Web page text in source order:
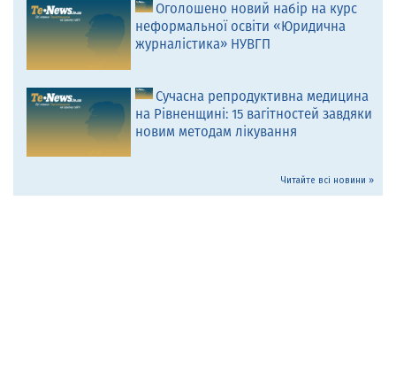
Оголошено новий набір на курс
неформальної освіти «Юридична
журналістика» НУВГП
Сучасна репродуктивна медицина
на Рівненщині: 15 вагітностей завдяки
новим методам лікування
Читайте всі новини »